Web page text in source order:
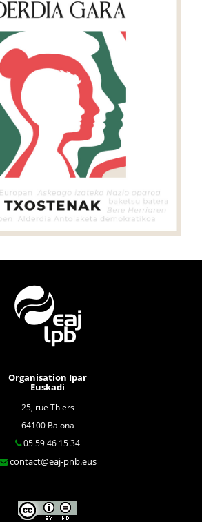
Organisation Ipar
Euskadi
25, rue Thiers
64100 Baiona
05 59 46 15 34
contact@eaj-pnb.eus